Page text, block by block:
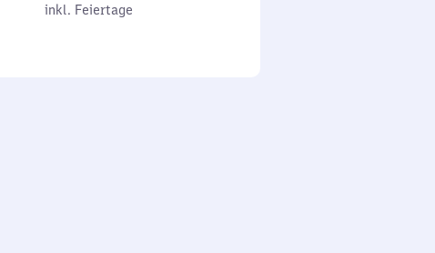
inkl. Feiertage
0
inkl. Feiertage